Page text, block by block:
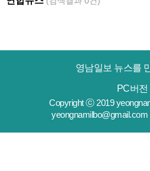
영남일보 뉴스를
PC버전
Copyright ⓒ 2019
yeongnamilbo@gmail.com